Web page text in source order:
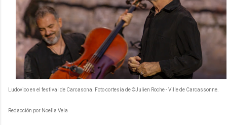
Ludovico en el festival de Carcasona. Foto cortesía de ©Julien Roche - Ville de Carcassonne.
Redacción por Noelia Vela